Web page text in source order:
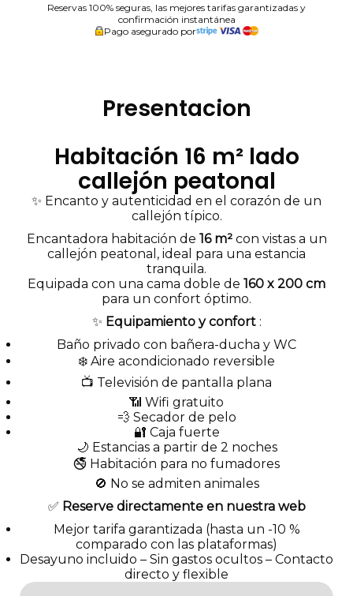
Reservas 100% seguras, las mejores tarifas garantizadas y
confirmación instantánea
Pago asegurado por
Presentacion
Habitación 16 m² lado
callejón peatonal
✨ Encanto y autenticidad en el corazón de un
callejón típico.
Encantadora habitación de 16 m²con vistas a un
callejón peatonal, ideal para una estancia
tranquila.
Equipada con una cama doble de 160 x 200 cm
para un confort óptimo.
✨ Equipamiento y confort:
Baño privado con bañera-ducha y WC
❄️ Aire acondicionado reversible
📺 Televisión de pantalla plana
📶 Wifi gratuito
💨 Secador de pelo
🔐 Caja fuerte
🌙 Estancias a partir de 2 noches
🚭 Habitación para no fumadores
🚫 No se admiten animales
✅ Reserve directamente en nuestra web
Mejor tarifa garantizada (hasta un -10 %
comparado con las plataformas)
Desayuno incluido – Sin gastos ocultos – Contacto
directo y flexible